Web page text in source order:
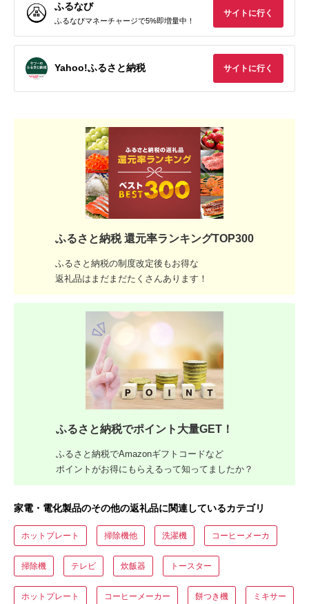
ふるなび
ふるなびマネーチャージで5%即増量中！
サイトに行く
Yahoo!ふるさと納税 サイトに行く
ふるさと納税 還元率ランキングTOP300
ふるさと納税の制度改定後もお得な
返礼品はまだまだたくさんあります！
ふるさと納税でポイント大量GET！
ふるさと納税でAmazonギフトコードなど
ポイントがお得にもらえるって知ってましたか？
家電・電化製品のその他の返礼品に関連しているカテゴリ
ホットプレート 掃除機他 洗濯機 コーヒーメーカ
掃除機 テレビ 炊飯器 トースター
ホットプレート コーヒーメーカー 餅つき機 ミキサー